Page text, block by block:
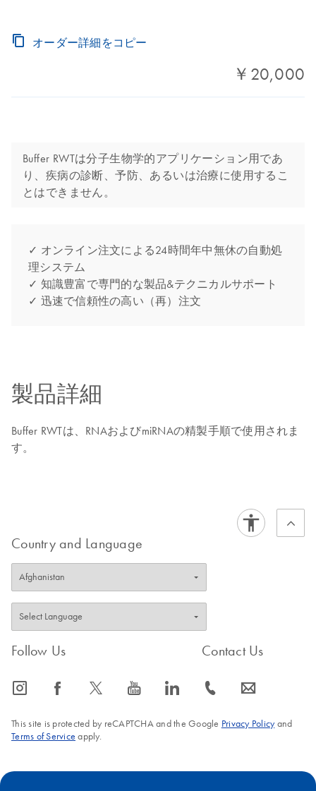
オーダー詳細をコピー
￥20,000
Buffer RWTは分子生物学的アプリケーション用であ
り、疾病の診断、予防、あるいは治療に使用するこ
とはできません。
✓ オンライン注文による24時間年中無休の自動処
理システム
✓ 知識豊富で専門的な製品&テクニカルサポート
✓ 迅速で信頼性の高い（再）注文
製品詳細
Buffer RWTは、RNAおよびmiRNAの精製手順で使用されま
す。
Country and Language
Follow Us
icon_0065_instagram-s icon_0064_facebook-s icon_0340_cc_gen_x-s icon_0077_youtube-s icon_0066_linkedin-s
Contact Us
icon_0072_phone-s icon_0063_envelope-s
This site is protected by reCAPTCHA and the Google Privacy Policyand
Terms of Service apply.